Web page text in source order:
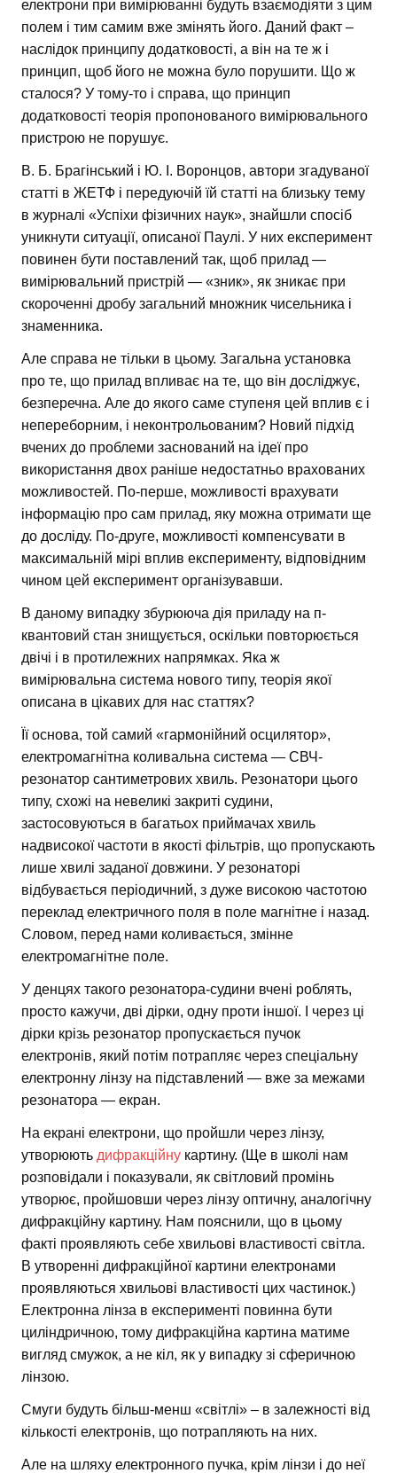
електрони при вимірюванні будуть взаємодіяти з цим
полем і тим самим вже змінять його. Даний факт –
наслідок принципу додатковості, а він на те ж і
принцип, щоб його не можна було порушити. Що ж
сталося? У тому-то і справа, що принцип
додатковості теорія пропонованого вимірювального
пристрою не порушує.
В. Б. Брагінський і Ю. І. Воронцов, автори згадуваної
статті в ЖЕТФ і передуючій їй статті на близьку тему
в журналі «Успіхи фізичних наук», знайшли спосіб
уникнути ситуації, описаної Паулі. У них експеримент
повинен бути поставлений так, щоб прилад —
вимірювальний пристрій — «зник», як зникає при
скороченні дробу загальний множник чисельника і
знаменника.
Але справа не тільки в цьому. Загальна установка
про те, що прилад впливає на те, що він досліджує,
безперечна. Але до якого саме ступеня цей вплив є і
непереборним, і неконтрольованим? Новий підхід
вчених до проблеми заснований на ідеї про
використання двох раніше недостатньо врахованих
можливостей. По-перше, можливості врахувати
інформацію про сам прилад, яку можна отримати ще
до досліду. По-друге, можливості компенсувати в
максимальній мірі вплив експерименту, відповідним
чином цей експеримент організувавши.
В даному випадку збурююча дія приладу на п-
квантовий стан знищується, оскільки повторюється
двічі і в протилежних напрямках. Яка ж
вимірювальна система нового типу, теорія якої
описана в цікавих для нас статтях?
Її основа, той самий «гармонійний осцилятор»,
електромагнітна коливальна система — СВЧ-
резонатор сантиметрових хвиль. Резонатори цього
типу, схожі на невеликі закриті судини,
застосовуються в багатьох приймачах хвиль
надвисокої частоти в якості фільтрів, що пропускають
лише хвилі заданої довжини. У резонаторі
відбувається періодичний, з дуже високою частотою
переклад електричного поля в поле магнітне і назад.
Словом, перед нами коливається, змінне
електромагнітне поле.
У денцях такого резонатора-судини вчені роблять,
просто кажучи, дві дірки, одну проти іншої. І через ці
дірки крізь резонатор пропускається пучок
електронів, який потім потрапляє через спеціальну
електронну лінзу на підставлений — вже за межами
резонатора — екран.
На екрані електрони, що пройшли через лінзу,
утворюють дифракційну картину. (Ще в школі нам
розповідали і показували, як світловий промінь
утворює, пройшовши через лінзу оптичну, аналогічну
дифракційну картину. Нам пояснили, що в цьому
факті проявляють себе хвильові властивості світла.
В утворенні дифракційної картини електронами
проявляються хвильові властивості цих частинок.)
Електронна лінза в експерименті повинна бути
циліндричною, тому дифракційна картина матиме
вигляд смужок, а не кіл, як у випадку зі сферичною
лінзою.
Смуги будуть більш-менш «світлі» – в залежності від
кількості електронів, що потрапляють на них.
Але на шляху електронного пучка, крім лінзи і до неї